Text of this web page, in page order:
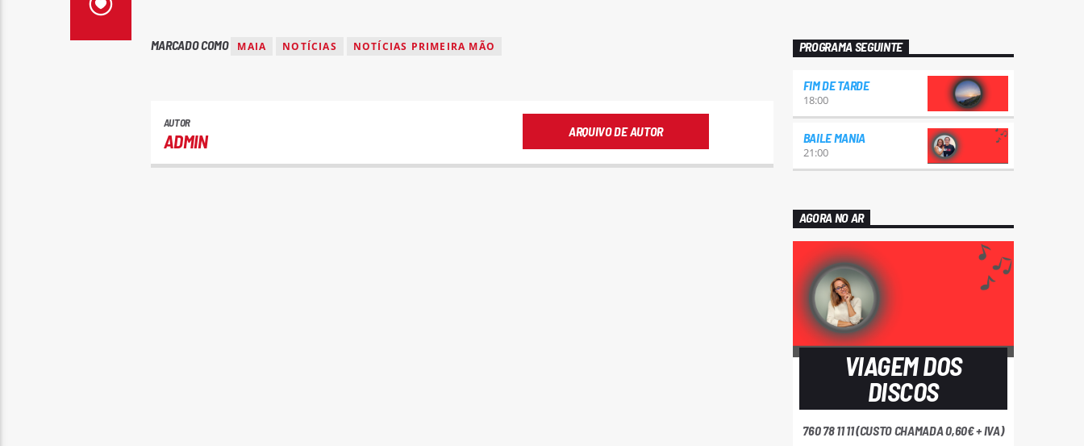
MARCADO COMO MAIA NOTÍCIAS NOTÍCIAS PRIMEIRA MÃO
AUTOR
ADMIN ARQUIVO DE AUTOR
PROGRAMA SEGUINTE
FIM DE TARDE
18:00
BAILE MANIA
21:00
AGORA NO AR
VIAGEM DOS
DISCOS
760 78 11 11 (CUSTO CHAMADA 0,60€ + IVA)